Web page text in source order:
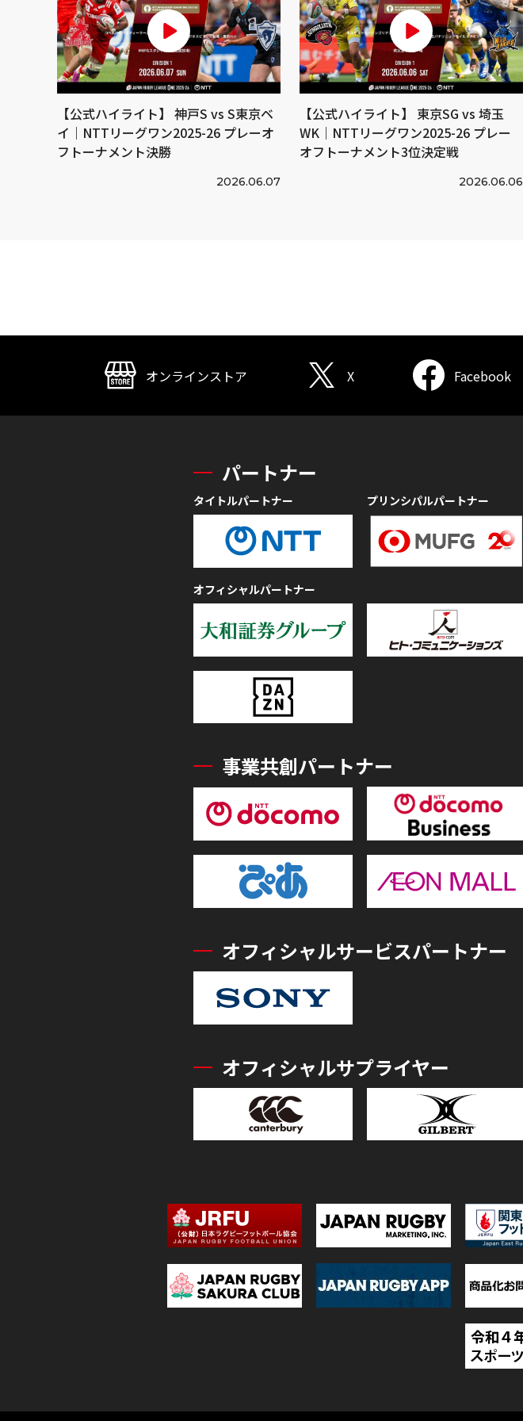
【公式ハイライト】 神戸S vs S東京ベ
イ｜NTTリーグワン2025-26 プレーオ
フトーナメント決勝
2026.06.07
【公式ハイライト】 東京SG vs 埼玉
WK｜NTTリーグワン2025-26 プレー
オフトーナメント3位決定戦
2026.06.06
オンラインストア X Facebook
パートナー
タイトルパートナー プリンシパルパートナー
オフィシャルパートナー
事業共創パートナー
オフィシャルサービスパートナー
オフィシャルサプライヤー